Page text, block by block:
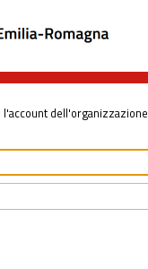
dell'organizzazione